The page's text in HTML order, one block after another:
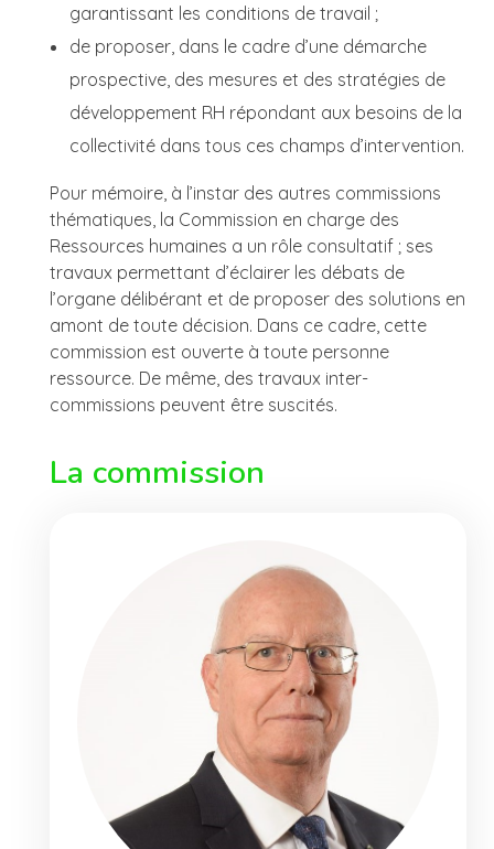
garantissant les conditions de travail ;
de proposer, dans le cadre d’une démarche
prospective, des mesures et des stratégies de
développement RH répondant aux besoins de la
collectivité dans tous ces champs d’intervention.
Pour mémoire, à l’instar des autres commissions
thématiques, la Commission en charge des
Ressources humaines a un rôle consultatif ; ses
travaux permettant d’éclairer les débats de
l’organe délibérant et de proposer des solutions en
amont de toute décision. Dans ce cadre, cette
commission est ouverte à toute personne
ressource. De même, des travaux inter-
commissions peuvent être suscités.
La commission